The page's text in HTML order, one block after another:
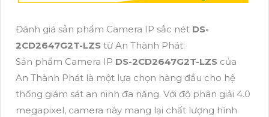
Đánh giá sản phẩm Camera IP sắc nét DS-
2CD2647G2T-LZS từ An Thành Phát:
Sản phẩm Camera IP DS-2CD2647G2T-LZS của
An Thành Phát là một lựa chọn hàng đầu cho hệ
thống giám sát an ninh đa năng. Với độ phân giải 4.0
megapixel, camera này mang lại chất lượng hình